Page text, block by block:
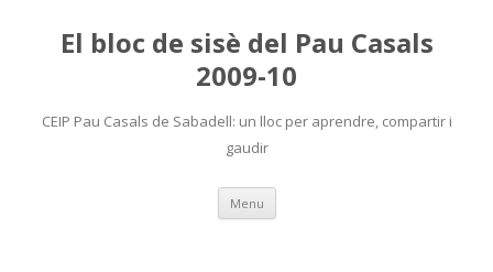
El bloc de sisè del Pau Casals
2009-10
CEIP Pau Casals de Sabadell: un lloc per aprendre, compartir i
gaudir
Menu Skip
content